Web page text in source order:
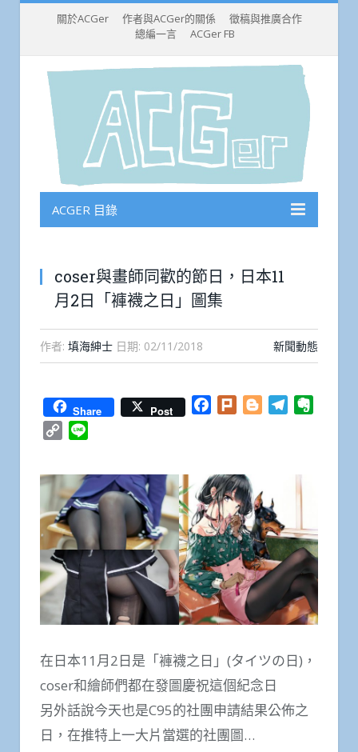
關於ACGer 作者與ACGer的關係
徵稿與推廣合作
總編一言
ACGer FB
ACGER 目錄
coser與畫師同歡的節日，日本11
月2日「褲襪之日」圖集
作者: 填海紳士 日期: 02/11/2018 新聞動態
Share Post Facebook
Plurk BloggerTelegram
Copy
在日本11月2日是「褲襪之日」(タイツの日)，
coser和繪師們都在發圖慶祝這個紀念日
另外話說今天也是C95的社團申請結果公佈之
日，在推特上一大片當選的社團圖…